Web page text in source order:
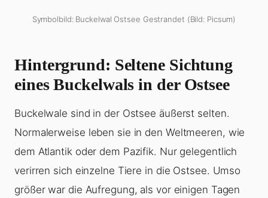
Symbolbild: Buckelwal Ostsee Gestrandet (Bild: Picsum)
Hintergrund: Seltene Sichtung
eines Buckelwals in der Ostsee
Buckelwale sind in der Ostsee äußerst selten.
Normalerweise leben sie in den Weltmeeren, wie
dem Atlantik oder dem Pazifik. Nur gelegentlich
verirren sich einzelne Tiere in die Ostsee. Umso
größer war die Aufregung, als vor einigen Tagen